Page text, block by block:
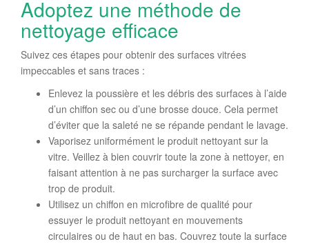
Adoptez une méthode de
nettoyage efficace
Suivez ces étapes pour obtenir des surfaces vitrées
impeccables et sans traces :
Enlevez la poussière et les débris des surfaces à l’aide
d’un chiffon sec ou d’une brosse douce. Cela permet
d’éviter que la saleté ne se répande pendant le lavage.
Vaporisez uniformément le produit nettoyant sur la
vitre. Veillez à bien couvrir toute la zone à nettoyer, en
faisant attention à ne pas surcharger la surface avec
trop de produit.
Utilisez un chiffon en microfibre de qualité pour
essuyer le produit nettoyant en mouvements
circulaires ou de haut en bas. Couvrez toute la surface